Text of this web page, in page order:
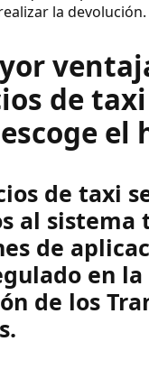
la devolución.
de
el
de taxi
al sistema
de
en la
de los